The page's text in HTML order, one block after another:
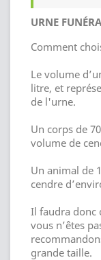
URNE
Comment
Le volume
litre, et
de l'urne.
Un corps de
volume de
Un animal de
cendre
Il faudra donc
vous n’êtes
grande taille.